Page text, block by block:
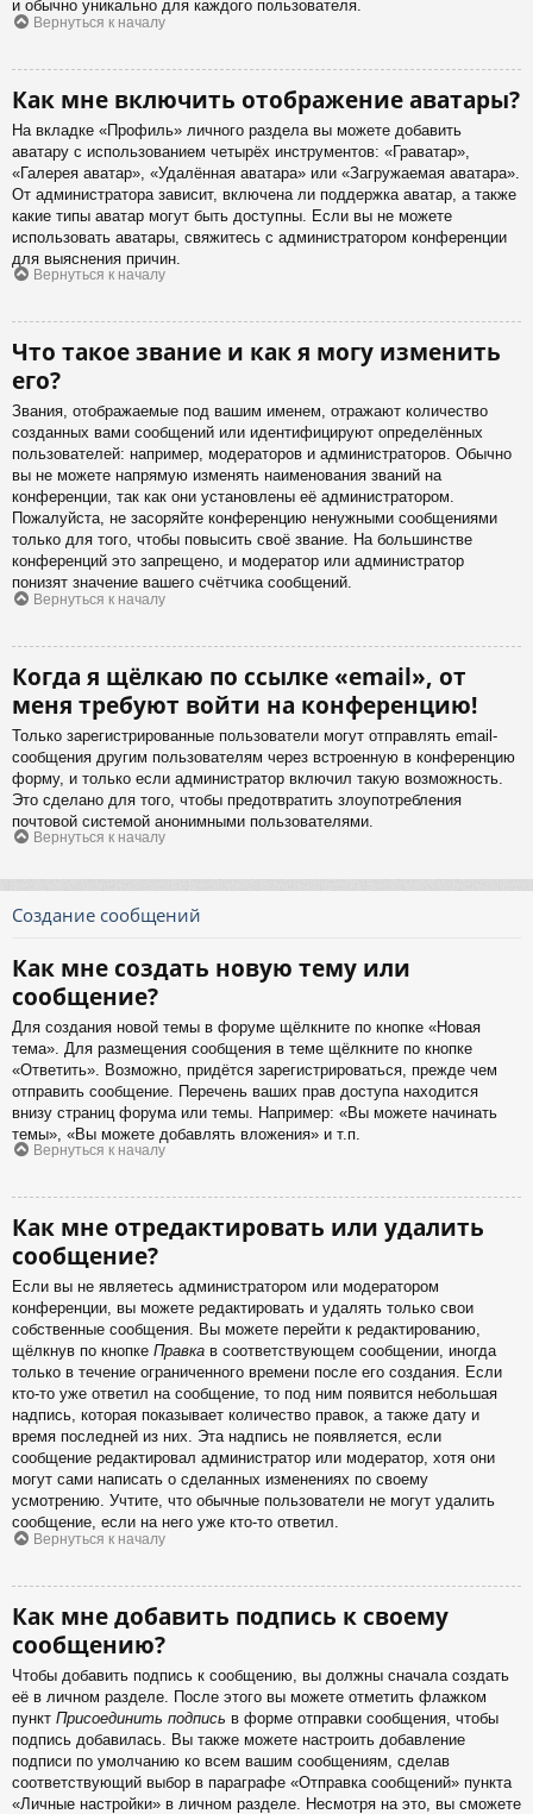
и обычно уникально для каждого пользователя.
Вернуться к началу
Как мне включить отображение аватары?
На вкладке «Профиль» личного раздела вы можете добавить
аватару с использованием четырёх инструментов: «Граватар»,
«Галерея аватар», «Удалённая аватара» или «Загружаемая аватара».
От администратора зависит, включена ли поддержка аватар, а также
какие типы аватар могут быть доступны. Если вы не можете
использовать аватары, свяжитесь с администратором конференции
для выяснения причин.
Вернуться к началу
Что такое звание и как я могу изменить
его?
Звания, отображаемые под вашим именем, отражают количество
созданных вами сообщений или идентифицируют определённых
пользователей: например, модераторов и администраторов. Обычно
вы не можете напрямую изменять наименования званий на
конференции, так как они установлены её администратором.
Пожалуйста, не засоряйте конференцию ненужными сообщениями
только для того, чтобы повысить своё звание. На большинстве
конференций это запрещено, и модератор или администратор
понизят значение вашего счётчика сообщений.
Вернуться к началу
Когда я щёлкаю по ссылке «email», от
меня требуют войти на конференцию!
Только зарегистрированные пользователи могут отправлять email-
сообщения другим пользователям через встроенную в конференцию
форму, и только если администратор включил такую возможность.
Это сделано для того, чтобы предотвратить злоупотребления
почтовой системой анонимными пользователями.
Вернуться к началу
Создание сообщений
Как мне создать новую тему или
сообщение?
Для создания новой темы в форуме щёлкните по кнопке «Новая
тема». Для размещения сообщения в теме щёлкните по кнопке
«Ответить». Возможно, придётся зарегистрироваться, прежде чем
отправить сообщение. Перечень ваших прав доступа находится
внизу страниц форума или темы. Например: «Вы можете начинать
темы», «Вы можете добавлять вложения» и т.п.
Вернуться к началу
Как мне отредактировать или удалить
сообщение?
Если вы не являетесь администратором или модератором
конференции, вы можете редактировать и удалять только свои
собственные сообщения. Вы можете перейти к редактированию,
щёлкнув по кнопке Правка в соответствующем сообщении, иногда
только в течение ограниченного времени после его создания. Если
кто-то уже ответил на сообщение, то под ним появится небольшая
надпись, которая показывает количество правок, а также дату и
время последней из них. Эта надпись не появляется, если
сообщение редактировал администратор или модератор, хотя они
могут сами написать о сделанных изменениях по своему
усмотрению. Учтите, что обычные пользователи не могут удалить
сообщение, если на него уже кто-то ответил.
Вернуться к началу
Как мне добавить подпись к своему
сообщению?
Чтобы добавить подпись к сообщению, вы должны сначала создать
её в личном разделе. После этого вы можете отметить флажком
пункт Присоединить подпись в форме отправки сообщения, чтобы
подпись добавилась. Вы также можете настроить добавление
подписи по умолчанию ко всем вашим сообщениям, сделав
соответствующий выбор в параграфе «Отправка сообщений» пункта
«Личные настройки» в личном разделе. Несмотря на это, вы сможете